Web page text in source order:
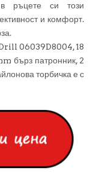
ръцете си този
и комфорт.
06039D8004, 18
бърз патронник, 2
торбичка е с